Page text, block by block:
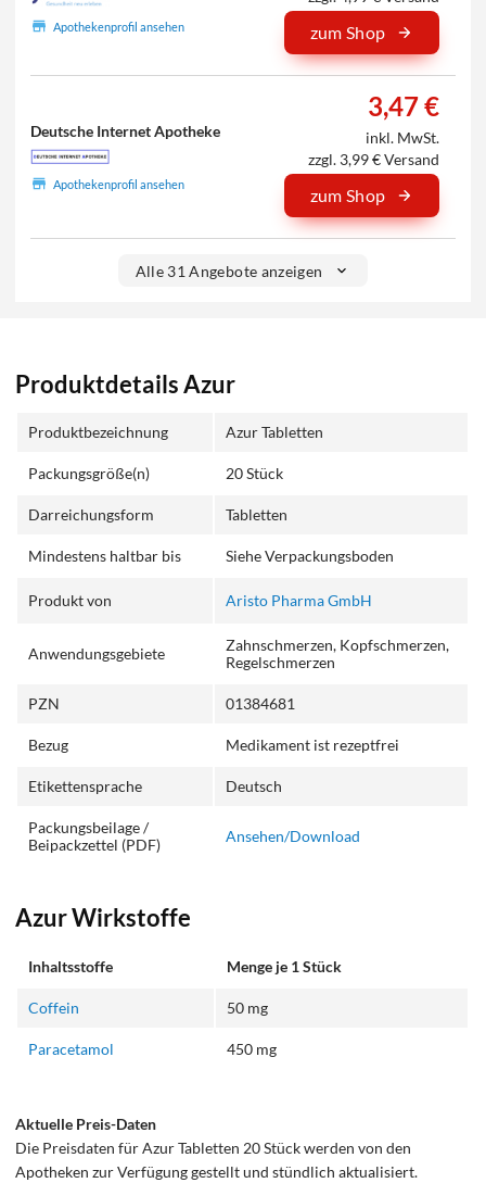
Apothekenprofil ansehen zum Shop
Deutsche Internet Apotheke
Apothekenprofil ansehen
3,47 €
inkl. MwSt.
zzgl. 3,99 € Versand
zum Shop
Alle 31 Angebote anzeigen
Produktdetails Azur
Produktbezeichnung Azur Tabletten
Packungsgröße(n) 20 Stück
Darreichungsform Tabletten
Mindestens haltbar bis Siehe Verpackungsboden
Produkt von Aristo Pharma GmbH
Anwendungsgebiete
Zahnschmerzen, Kopfschmerzen,
Regelschmerzen
PZN 01384681
Bezug Medikament ist rezeptfrei
Etikettensprache Deutsch
Packungsbeilage /
Beipackzettel (PDF)
Ansehen/Download
Azur Wirkstoffe
Inhaltsstoffe Menge je 1 Stück
Coffein 50 mg
Paracetamol 450 mg
Aktuelle Preis-Daten
Die Preisdaten für Azur Tabletten 20 Stück werden von den
Apotheken zur Verfügung gestellt und stündlich aktualisiert.